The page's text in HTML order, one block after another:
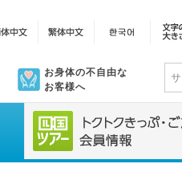
お身体の不自由な
お客様へ